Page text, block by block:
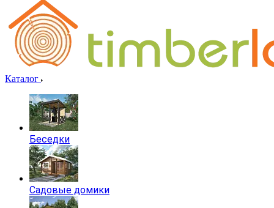
Каталог
Беседки
Садовые домики